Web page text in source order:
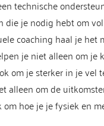
technische
die je nodig hebt om
coaching haal je het
je niet alleen om je
om je sterker in je vel
alleen om de
hoe je je fysiek en